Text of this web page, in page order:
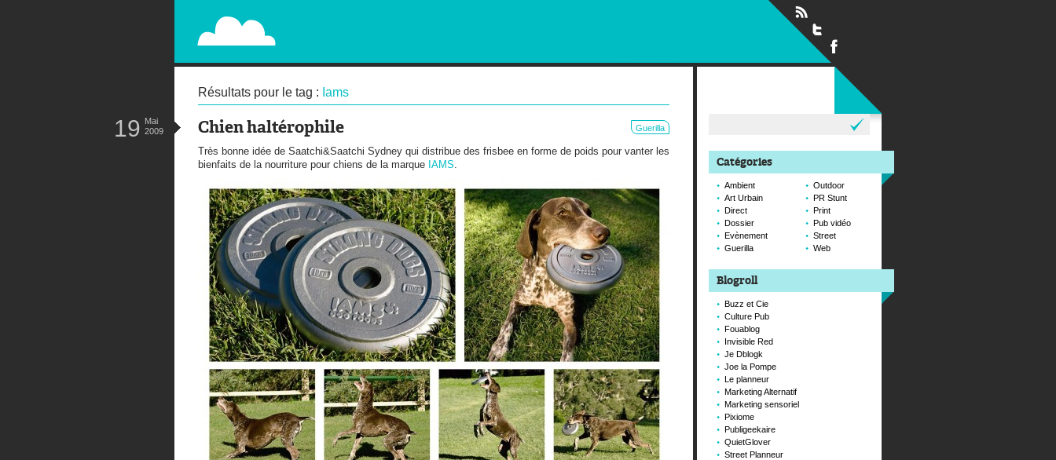
PAPERPLANE
STREET, AMBIENT, GUÉRILLA MARKETING AND OUT OF HOME
Résultats pour le tag : Iams
Chien haltérophile Guerilla
19 Mai
2009
Très bonne idée de Saatchi&Saatchi Sydney qui distribue des frisbee en forme de poids pour vanter les
bienfaits de la nourriture pour chiens de la marque IAMS Catégories
Ambient
Art Urbain
Direct
Dossier
Evènement
Guerilla
Outdoor
PR Stunt
Print
Pub vidéo
Street
Web
Blogroll
Buzz et Cie
Culture Pub
Fouablog
Invisible Red
Je Dblogk
Joe la Pompe
Le planneur
Marketing Alternatif
Marketing sensoriel
Pixiome
Publigeekaire
QuietGlover
Street Planneur